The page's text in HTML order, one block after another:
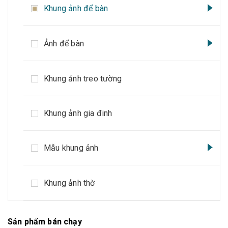
Khung ảnh để bàn
Ảnh để bàn
Khung ảnh treo tường
Khung ảnh gia đinh
Mẫu khung ảnh
Khung ảnh thờ
Sản phẩm bán chạy